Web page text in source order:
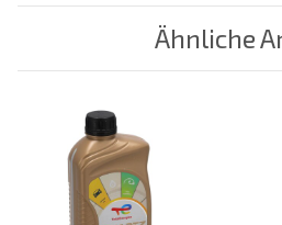
Ähnliche